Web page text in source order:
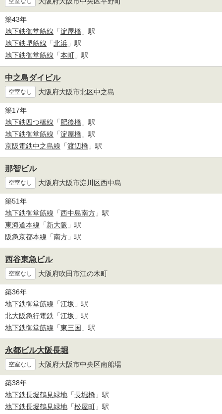
築43年
地下鉄御堂筋線 「淀屋橋 」駅
地下鉄堺筋線 「北浜 」駅
地下鉄御堂筋線 「本町 」駅
中之島ダイビル
空室なし 大阪府大阪市北区中之島
築17年
地下鉄四つ橋線 「肥後橋 」駅
地下鉄御堂筋線 「淀屋橋 」駅
京阪電鉄中之島線 「渡辺橋 」駅
那智ビル
空室なし 大阪府大阪市淀川区西中島
築51年
地下鉄御堂筋線 「西中島南方 」駅
東海道本線 「新大阪 」駅
阪急京都本線 「南方 」駅
西谷東急ビル
空室なし 大阪府吹田市江の木町
築36年
地下鉄御堂筋線 「江坂 」駅
北大阪急行電鉄 「江坂 」駅
地下鉄御堂筋線 「東三国 」駅
永都ビル大阪長堀
空室なし 大阪府大阪市中央区南船場
築38年
地下鉄長堀鶴見緑地 「長堀橋 」駅
地下鉄長堀鶴見緑地 「松屋町 」駅